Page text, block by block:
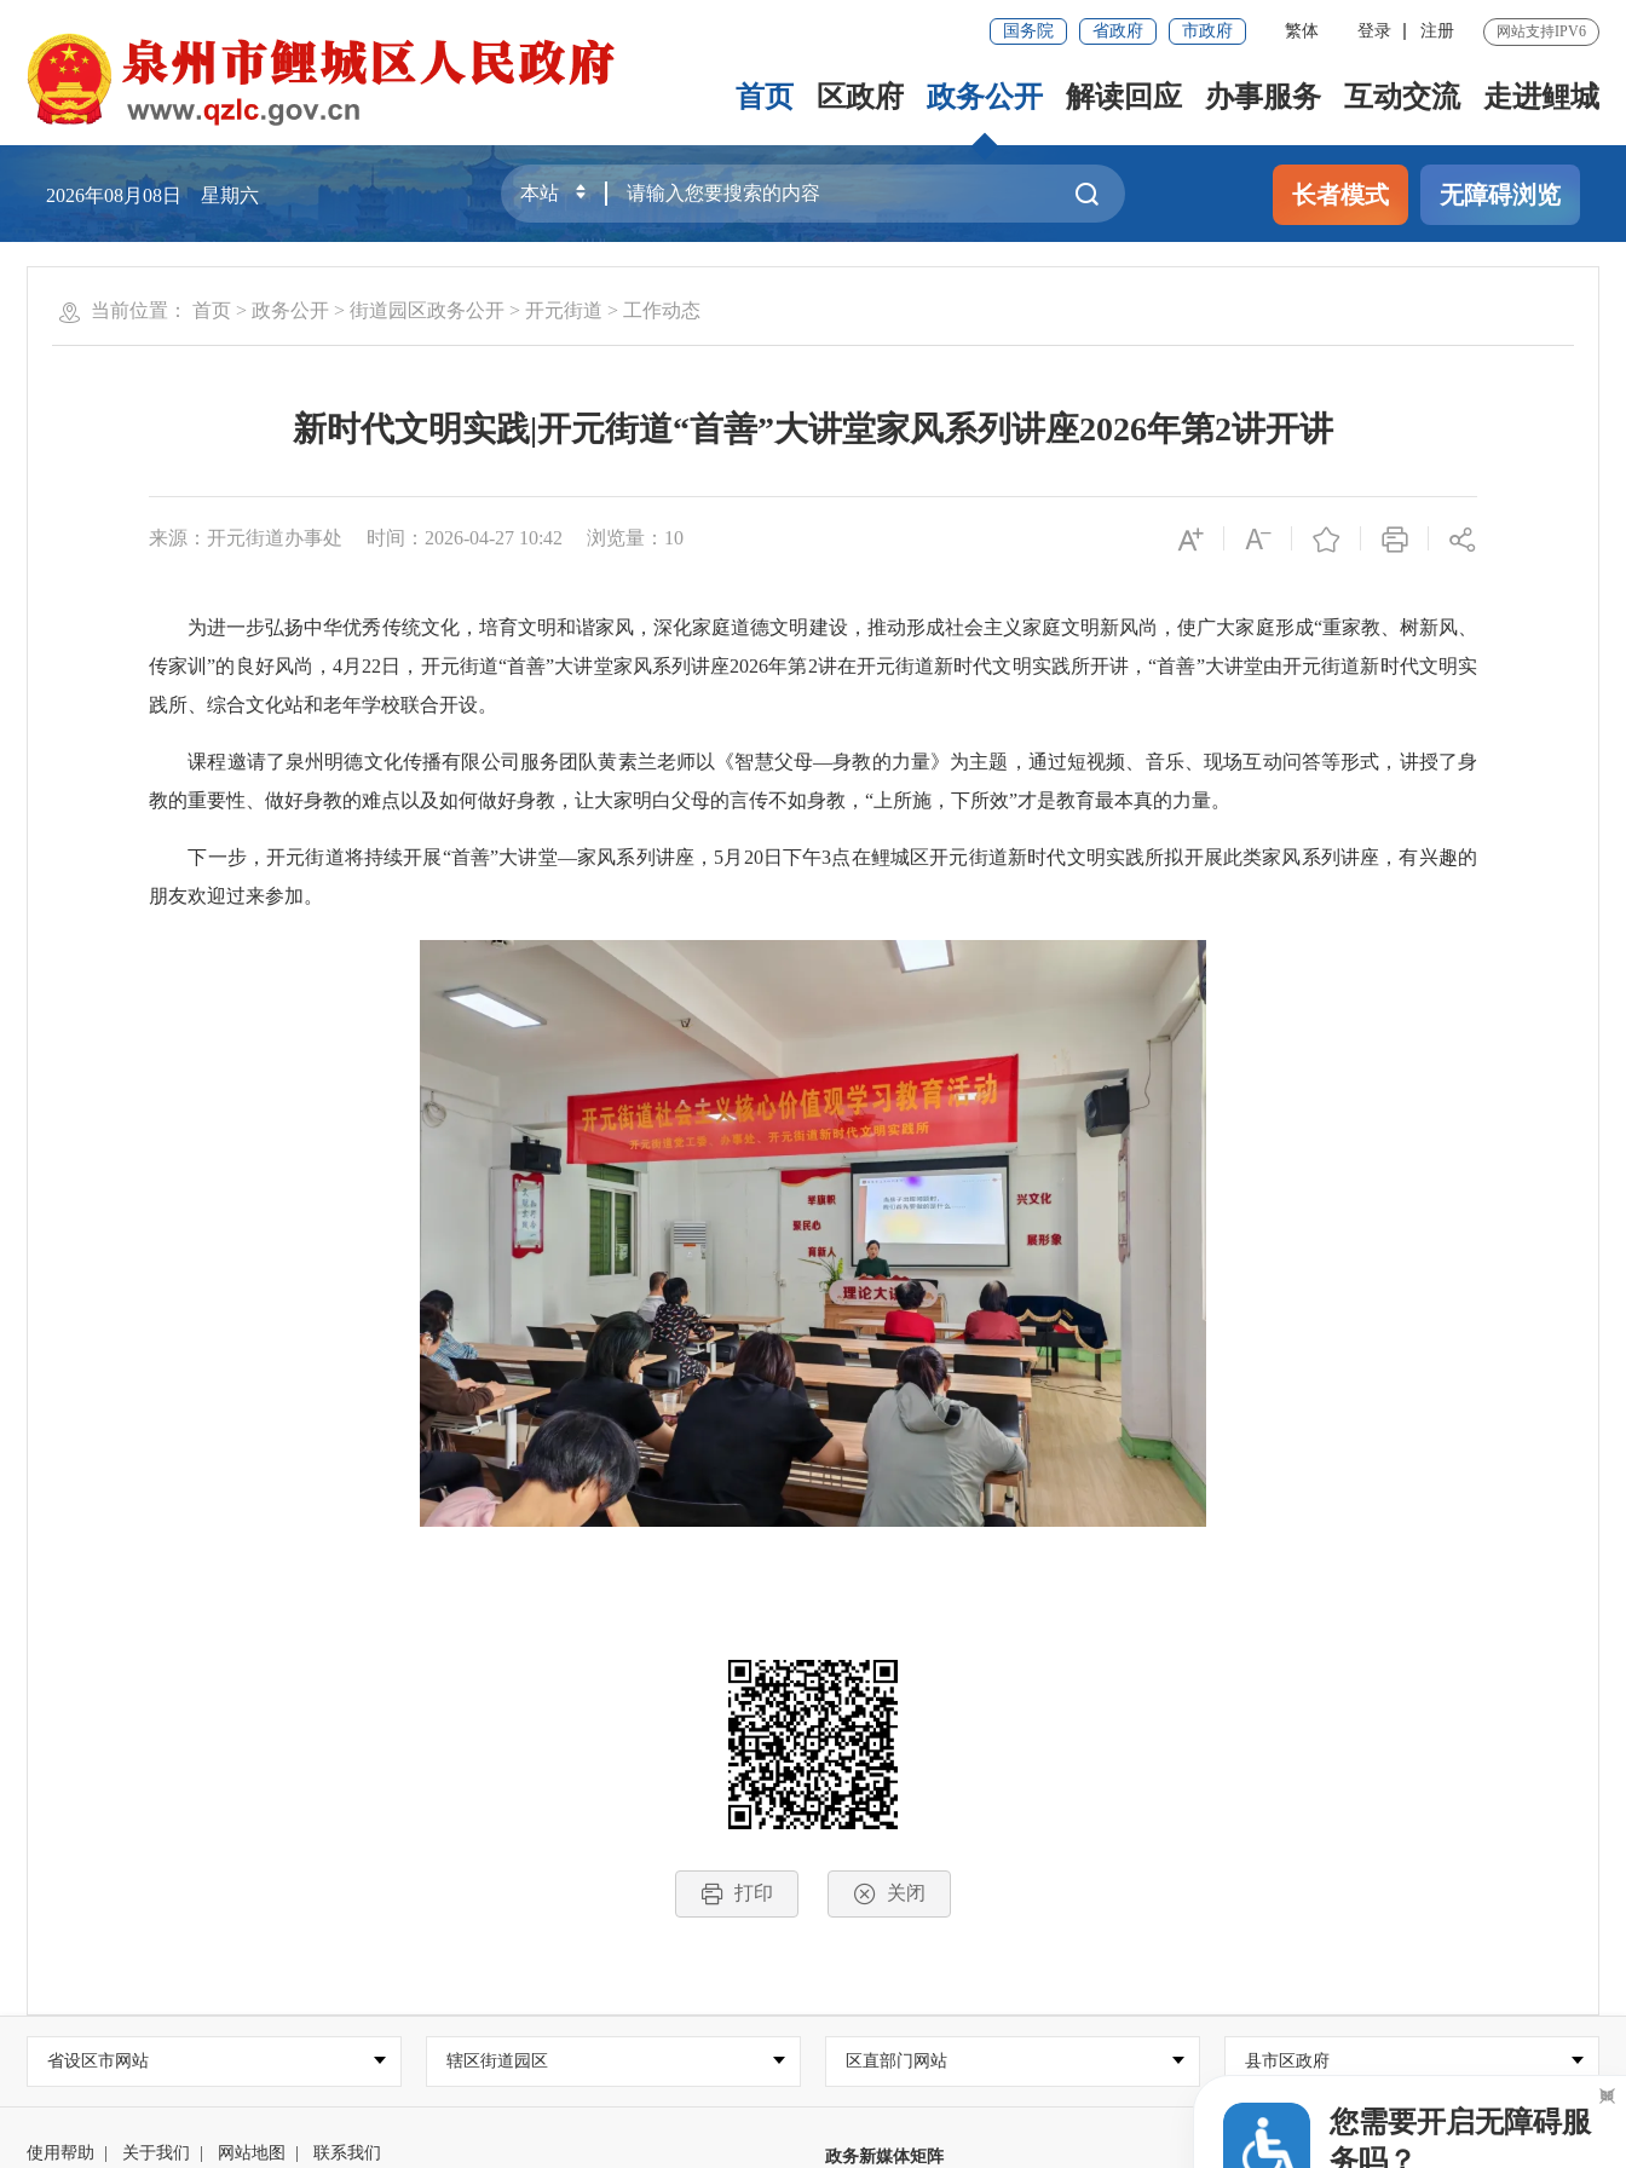
国务院 省政府 市政府 繁体 登录 注册 网站支持IPV6
首页 区政府 政务公开 解读回应 办事服务 互动交流 走进鲤城
2026年08月08日 星期六 长者模式 无障碍浏览
当前位置： 首页 > 政务公开 > 街道园区政务公开 > 开元街道 > 工作动态
新时代文明实践|开元街道“首善”大讲堂家风系列讲座2026年第2讲开讲
来源：开元街道办事处 时间：2026-04-27 10:42 浏览量： 10
为进一步弘扬中华优秀传统文化，培育文明和谐家风，深化家庭道德文明建设，推动形成社会主义家庭文明新风尚，使广大家庭形成“重家教、树新风、
传家训”的良好风尚，4月22日，开元街道“首善”大讲堂家风系列讲座2026年第2讲在开元街道新时代文明实践所开讲，“首善”大讲堂由开元街道新时代文明实
践所、综合文化站和老年学校联合开设。
课程邀请了泉州明德文化传播有限公司服务团队黄素兰老师以《智慧父母—身教的力量》为主题，通过短视频、音乐、现场互动问答等形式，讲授了身
教的重要性、做好身教的难点以及如何做好身教，让大家明白父母的言传不如身教，“上所施，下所效”才是教育最本真的力量。
下一步，开元街道将持续开展“首善”大讲堂—家风系列讲座，5月20日下午3点在鲤城区开元街道新时代文明实践所拟开展此类家风系列讲座，有兴趣的
朋友欢迎过来参加。
打印 关闭
省设区市网站 辖区街道园区 区直部门网站 县市区政府
使用帮助 | 关于我们 | 网站地图 | 联系我们 政务新媒体矩阵
您需要开启无障碍服
务吗？
